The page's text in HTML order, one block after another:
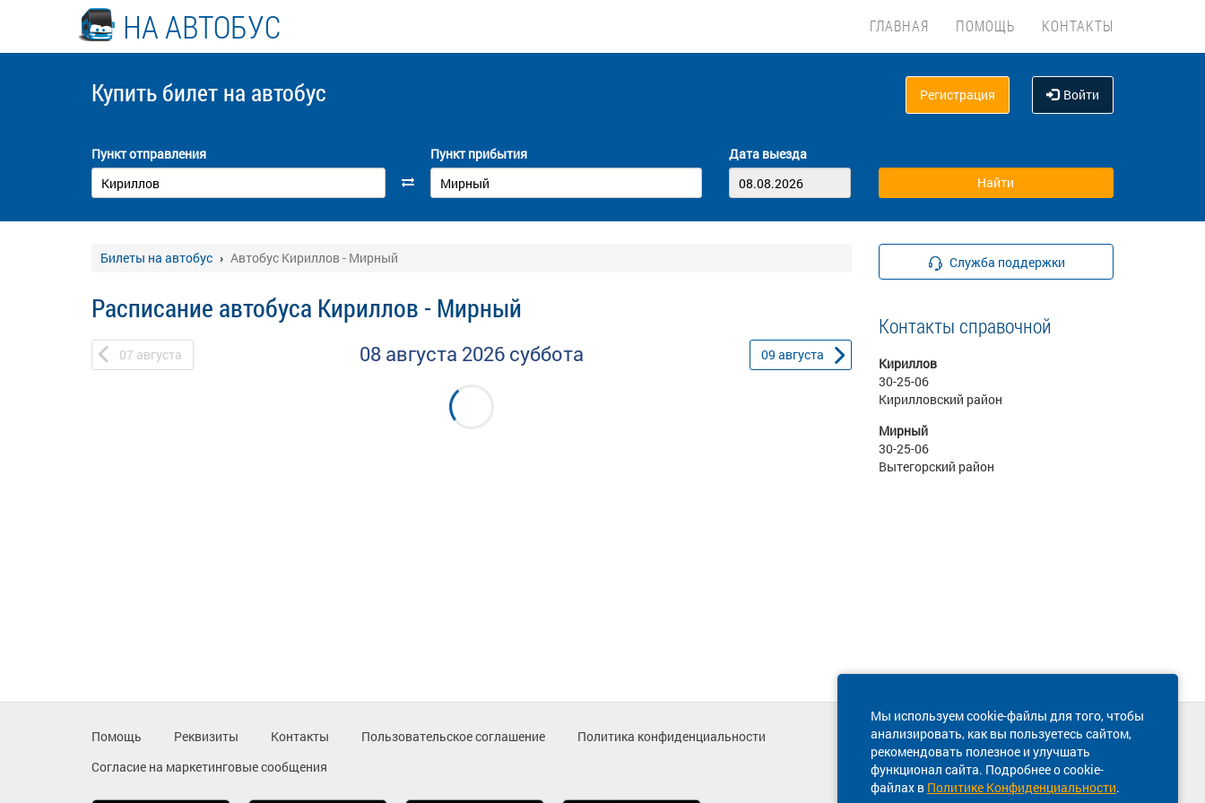
НА АВТОБУС ГЛАВНАЯ ПОМОЩЬ КОНТАКТЫ
Купить билет на автобус Регистрация Войти
Пункт отправления Пункт прибытия Дата выезда
Билеты на автобус Автобус Кириллов - Мирный
Расписание автобуса Кириллов - Мирный
07 августа 08 августа 2026 суббота 09 августа
Служба поддержки
Контакты справочной
Кириллов
30-25-06
Кирилловский район
Мирный
30-25-06
Вытегорский район
Мы используем cookie-файлы для того, чтобы
анализировать, как вы пользуетесь сайтом,
рекомендовать полезное и улучшать
функционал сайта. Подробнее о cookie-
файлах в Политике Конфиденциальности.
Помощь Реквизиты Контакты Пользовательское соглашение
Политика конфиденциальности
Согласие на маркетинговые сообщения
Техническая поддержка сайта
8 800 600-03-38